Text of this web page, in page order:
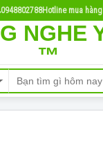
0948802788Hotline mua hàng